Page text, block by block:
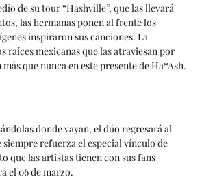
de su tour “Hashville”, que las llevará
las hermanas ponen al frente los
inspiraron sus canciones. La
raíces mexicanas que las atraviesan por
que nunca en este presente de Ha*Ash.
donde vayan, el dúo regresará al
siempre refuerza el especial vínculo de
que las artistas tienen con sus fans
el 06 de marzo.